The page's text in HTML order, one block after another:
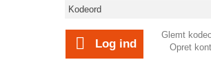
Log ind
Glemt
Opret